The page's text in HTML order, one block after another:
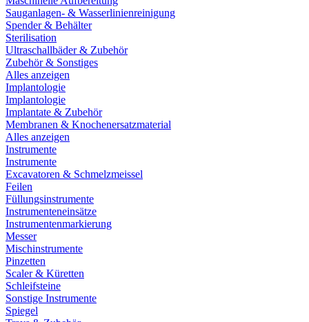
Sauganlagen- & Wasserlinienreinigung
Spender & Behälter
Sterilisation
Ultraschallbäder & Zubehör
Zubehör & Sonstiges
Alles anzeigen
Implantologie
Implantologie
Implantate & Zubehör
Membranen & Knochenersatzmaterial
Alles anzeigen
Instrumente
Instrumente
Excavatoren & Schmelzmeissel
Feilen
Füllungsinstrumente
Instrumenteneinsätze
Instrumentenmarkierung
Messer
Mischinstrumente
Pinzetten
Scaler & Küretten
Schleifsteine
Sonstige Instrumente
Spiegel